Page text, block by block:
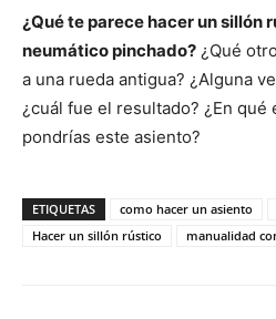
¿Qué te parece hacer un sillón
neumático pinchado? ¿Qué
a una rueda antigua? ¿Alguna
¿cuál fue el resultado? ¿En qué
pondrías este asiento?
ETIQUETAS como hacer un asiento
Hacer un sillón rústico
manualidad